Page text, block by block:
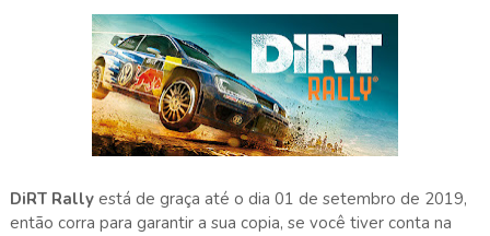
DiRT Rallyestá de graça até o dia 01 de setembro de 2019,
então corra para garantir a sua copia, se você tiver conta na